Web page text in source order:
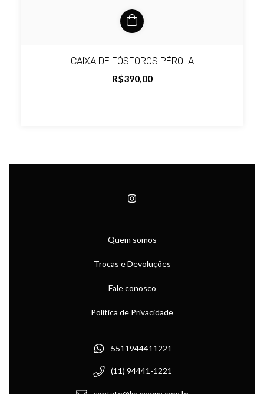
CAIXA DE FÓSFOROS PÉROLA
R$390,00
Quem somos
Trocas e Devoluções
Fale conosco
Política de Privacidade
5511944411221
(11) 94441-1221